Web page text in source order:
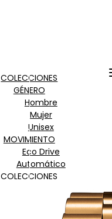
COLECCIONES
GÉNERO
Hombre
Mujer
Unisex
MOVIMIENTO
Eco Drive
Automático
COLECCIONES
Of Collection